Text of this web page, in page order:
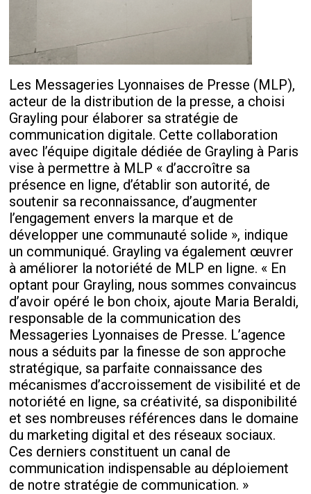
Les Messageries Lyonnaises de Presse (MLP),
acteur de la distribution de la presse, a choisi
Grayling pour élaborer sa stratégie de
communication digitale. Cette collaboration
avec l’équipe digitale dédiée de Grayling à Paris
vise à permettre à MLP « d’accroître sa
présence en ligne, d’établir son autorité, de
soutenir sa reconnaissance, d’augmenter
l’engagement envers la marque et de
développer une communauté solide », indique
un communiqué. Grayling va également œuvrer
à améliorer la notoriété de MLP en ligne. « En
optant pour Grayling, nous sommes convaincus
d’avoir opéré le bon choix, ajoute Maria Beraldi,
responsable de la communication des
Messageries Lyonnaises de Presse. L’agence
nous a séduits par la finesse de son approche
stratégique, sa parfaite connaissance des
mécanismes d’accroissement de visibilité et de
notoriété en ligne, sa créativité, sa disponibilité
et ses nombreuses références dans le domaine
du marketing digital et des réseaux sociaux.
Ces derniers constituent un canal de
communication indispensable au déploiement
de notre stratégie de communication. »